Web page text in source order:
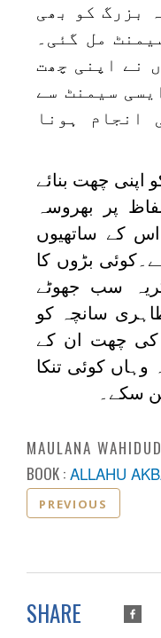
بزرگ کو بھی
مل گئی۔
نے اپنی چھت
سیمنٹ سے
انجام ہونا
چھت بنائے
پر بھروسہ
کے ساتھیوں
بڑوں کا
سب جھوٹے
سانچہ کو
کی چھت ان کے
کوئی تنکا
سکے۔
MAULANA
BOOK : ALLAHU
PREVIOUS
SHARE